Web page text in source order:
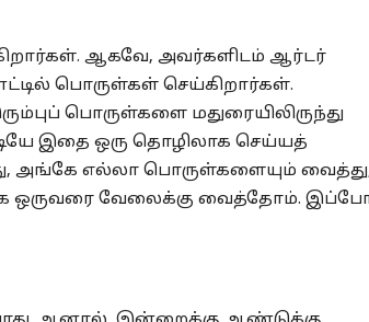
ஆகவே, அவர்களிடம் ஆர்டர்
பொருள்கள் செய்கிறார்கள்.
பொருள்களை மதுரையிலிருந்து
இதை ஒரு தொழிலாக செய்யத்
அங்கே எல்லா பொருள்களையும்
ஒருவரை வேலைக்கு வைத்தோம்.